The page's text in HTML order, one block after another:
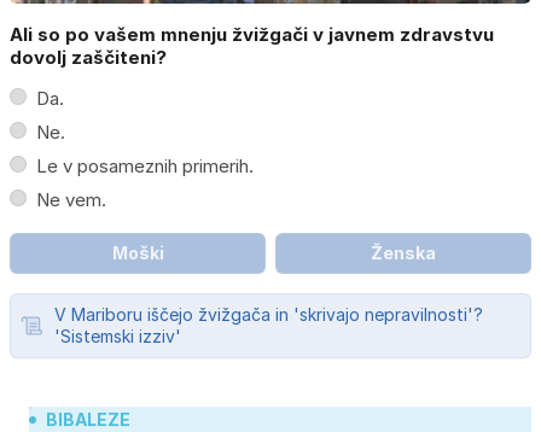
Ali so po vašem mnenju žvižgači v javnem zdravstvu
dovolj zaščiteni?
Da.
Ne.
Le v posameznih primerih.
Ne vem.
Moški Ženska
V Mariboru iščejo žvižgača in 'skrivajo nepravilnosti'?
'Sistemski izziv'
BIBALEZE